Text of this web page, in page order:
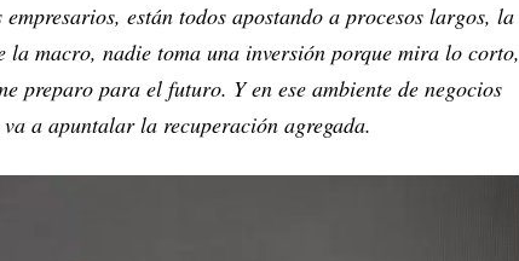
empresarios, están todos apostando a procesos largos, la
la macro, nadie toma una inversión porque mira lo corto,
preparo para el futuro. Y en ese ambiente de negocios
a apuntalar la recuperación agregada.